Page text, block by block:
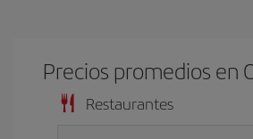
Precios promedios en
Restaurantes